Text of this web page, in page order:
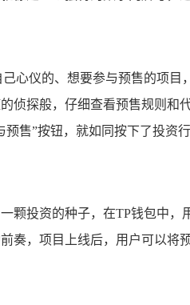
心仪的、想要参与预售的项目
侦探般，仔细查看预售规则和
售”按钮，就如同按下了投资
颗投资的种子，在TP钱包中
奏，项目上线后，用户可以将